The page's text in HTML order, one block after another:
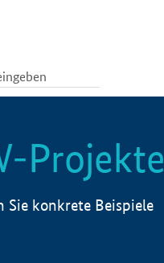
Projekte
konkrete Beispiele